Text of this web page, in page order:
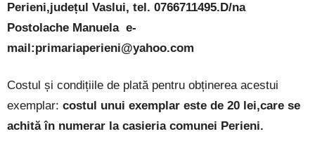
Perieni,județul Vaslui, tel. 0766711495.D/na
Postolache Manuela e-
mail:primariaperieni@yahoo.com
Costul și condițiile de plată pentru obținerea acestui
exemplar: costul unui exemplar este de 20 lei,care se
achită în numerar la casieria comunei Perieni.